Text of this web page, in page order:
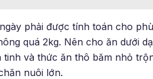
phải được tính toán cho
quá 2kg. Nên cho ăn dưới
và thức ăn thô băm nhỏ
nuôi lớn.